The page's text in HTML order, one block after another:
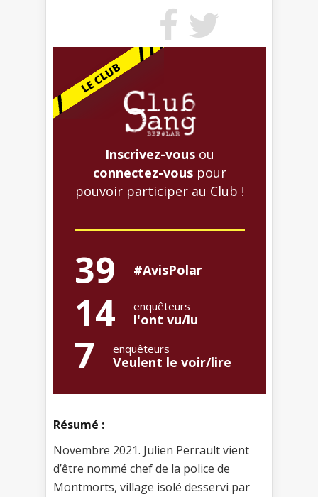
Inscrivez-vous ou
connectez-vous pour
pouvoir participer au Club !
39 #AvisPolar
14 enquêteurs
l'ont vu/lu
7 enquêteurs
Veulent le voir/lire
Résumé :
Novembre 2021. Julien Perrault vient
d’être nommé chef de la police de
Montmorts, village isolé desservi par